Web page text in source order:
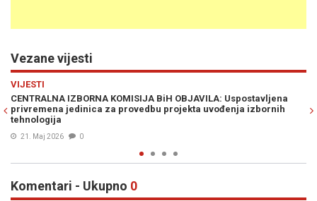
Vezane vijesti
VIJESTI
PRIPREME ZA IZBORE U PUNOM JEKU: CIK potvrdio skoro
kandidata na listi za čelnike biračkih odbora
14. Maj 2026
Komentari - Ukupno 0